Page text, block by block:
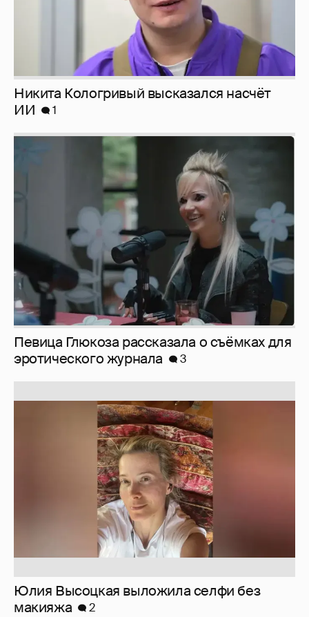
Никита Кологривый высказался насчёт
ИИ
1
Певица Глюкоза рассказала о съёмках для
эротического журнала
3
Юлия Высоцкая выложила селфи без
макияжа
2